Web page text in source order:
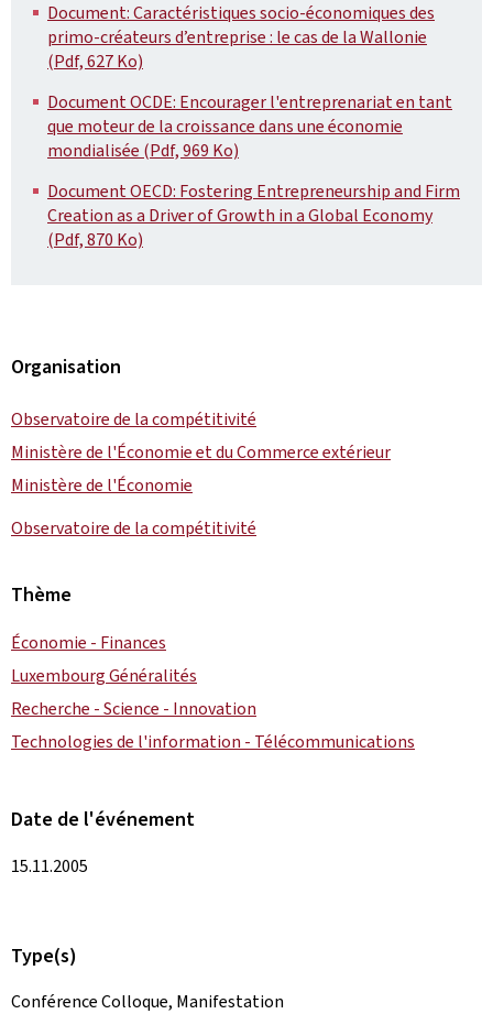
Document: Caractéristiques socio-économiques des
primo-créateurs d’entreprise : le cas de la Wallonie
(Pdf, 627 Ko)
Document OCDE: Encourager l'entreprenariat en tant
que moteur de la croissance dans une économie
mondialisée (Pdf, 969 Ko)
Document OECD: Fostering Entrepreneurship and Firm
Creation as a Driver of Growth in a Global Economy
(Pdf, 870 Ko)
Organisation
Observatoire de la compétitivité
Ministère de l'Économie et du Commerce extérieur
Ministère de l'Économie
Observatoire de la compétitivité
Thème
Économie - Finances
Luxembourg Généralités
Recherche - Science - Innovation
Technologies de l'information - Télécommunications
Date de l'événement
15.11.2005
Type(s)
Conférence Colloque, Manifestation